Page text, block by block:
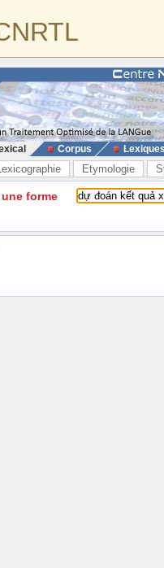
Corpus
Etymologie
une forme